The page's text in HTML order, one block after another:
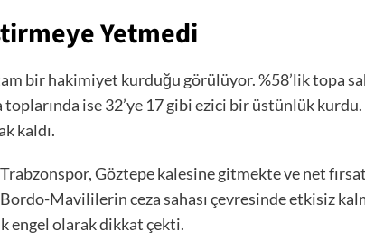
Yetmedi
bir hakimiyet kurduğu görülüyor. %58’lik topa
ise 32’ye 17 gibi ezici bir üstünlük
kaldı.
Göztepe kalesine gitmekte ve net
Mavililerin ceza sahası çevresinde etkisiz
engel olarak dikkat çekti.